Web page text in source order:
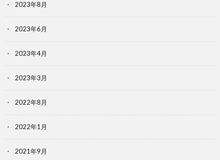
2023年8月
2023年6月
2023年4月
2023年3月
2022年8月
2022年1月
2021年9月